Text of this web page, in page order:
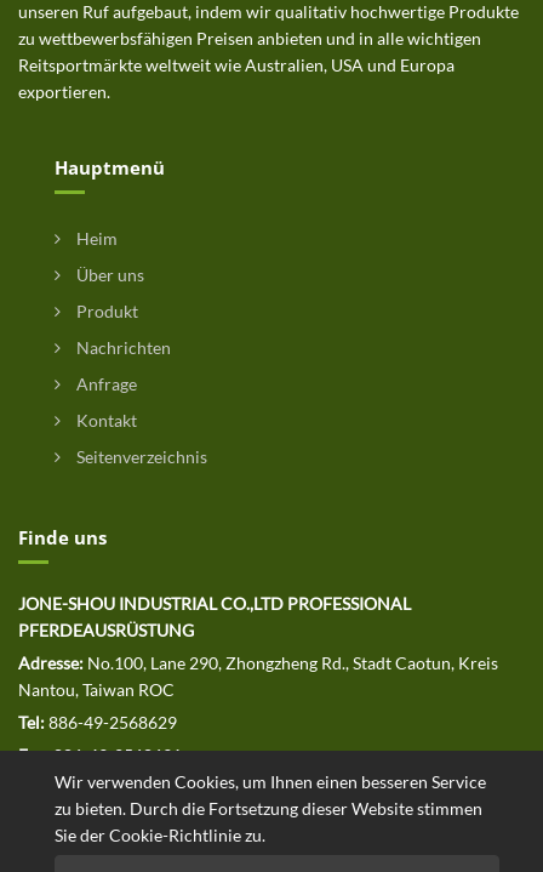
Wir verwenden Cookies, um Ihnen einen besseren Service
zu bieten. Durch die Fortsetzung dieser Website stimmen
Sie der Cookie-Richtlinie zu.
unseren Ruf aufgebaut, indem wir qualitativ hochwertige Produkte
zu wettbewerbsfähigen Preisen anbieten und in alle wichtigen
Reitsportmärkte weltweit wie Australien, USA und Europa
exportieren.
Hauptmenü
Heim
Über uns
Produkt
Nachrichten
Anfrage
Kontakt
Seitenverzeichnis
Finde uns
JONE-SHOU INDUSTRIAL CO.,LTD PROFESSIONAL
PFERDEAUSRÜSTUNG
Adresse: No.100, Lane 290, Zhongzheng Rd., Stadt Caotun, Kreis
Nantou, Taiwan ROC
Tel:886-49-2568629
Fax:886-49-2568691
E-MAIL: jssales@jone-shou.com